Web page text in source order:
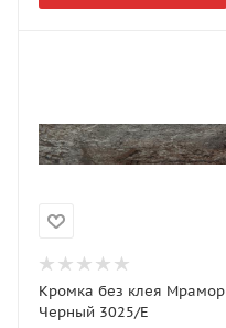
Кромка без клея Мрамор
Черный 3025/Е